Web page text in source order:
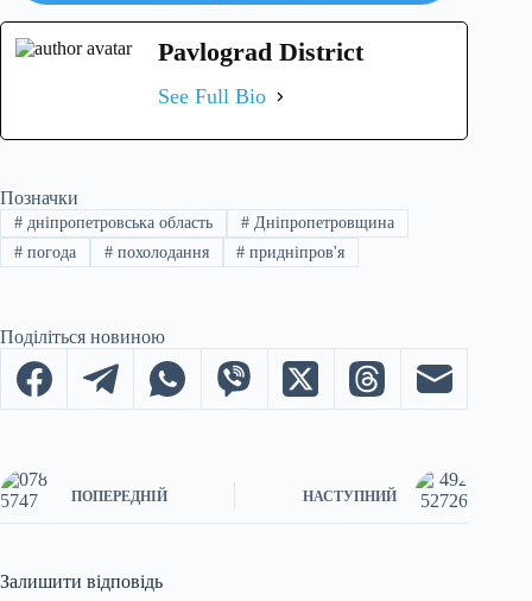
Pavlograd District
See Full Bio
Позначки
#дніпропетровська область #Дніпропетровщина
#погода #похолодання # придніпров'я
Поділіться новиною
ПОПЕРЕДНІЙ НАСТУПНИЙ
Залишити відповідь